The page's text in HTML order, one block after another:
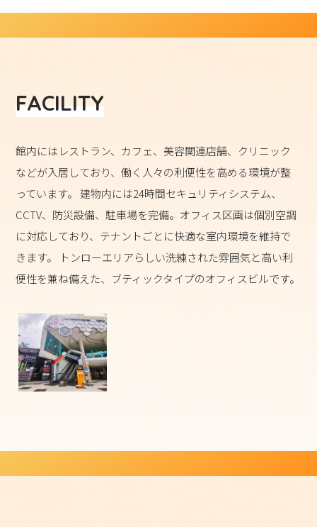
FACILITY
館内にはレストラン、カフェ、美容関連店舗、クリニック
などが入居しており、働く人々の利便性を高める環境が整
っています。 建物内には24時間セキュリティシステム、
CCTV、防災設備、駐車場を完備。オフィス区画は個別空調
に対応しており、テナントごとに快適な室内環境を維持で
きます。 トンローエリアらしい洗練された雰囲気と高い利
便性を兼ね備えた、ブティックタイプのオフィスビルです。